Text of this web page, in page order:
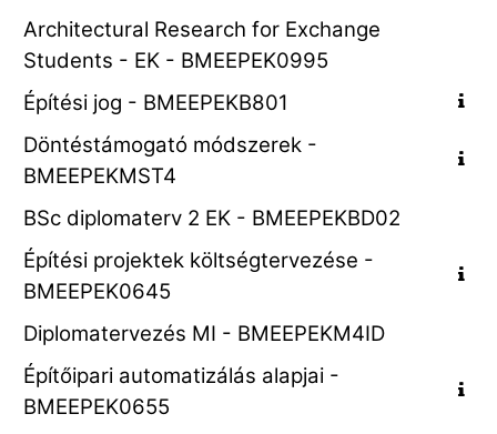
Architectural Research for Exchange
Students - EK - BMEEPEK0995
Építési jog - BMEEPEKB801
Döntéstámogató módszerek -
BMEEPEKMST4
BSc diplomaterv 2 EK - BMEEPEKBD02
Építési projektek költségtervezése -
BMEEPEK0645
Diplomatervezés MI - BMEEPEKM4ID
Építőipari automatizálás alapjai -
BMEEPEK0655